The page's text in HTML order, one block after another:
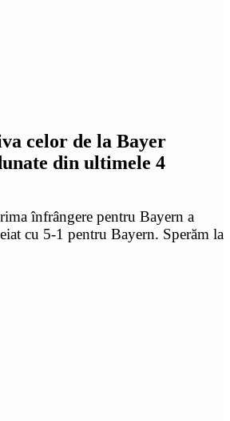
celor de la Bayer
din ultimele 4
înfrângere pentru Bayern a
cu 5-1 pentru Bayern. Sperăm la